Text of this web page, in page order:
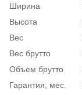
Ширина
Высота
Вес
Вес брутто
Объем брутто
Гарантия, мес.